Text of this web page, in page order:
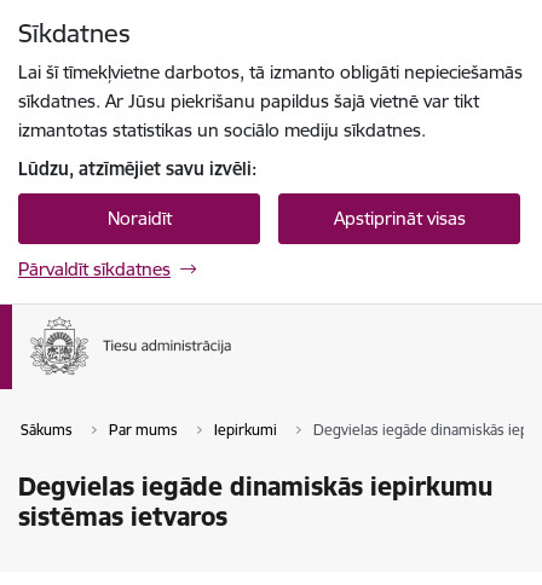
Sīkdatnes
Lai šī tīmekļvietne darbotos, tā izmanto obligāti nepieciešamās
sīkdatnes. Ar Jūsu piekrišanu papildus šajā vietnē var tikt
izmantotas statistikas un sociālo mediju sīkdatnes.
Lūdzu, atzīmējiet savu izvēli:
Noraidīt Apstiprināt visas
Pārvaldīt sīkdatnes
Sākums Par mums Iepirkumi Degvielas iegāde dinamiskās
Degvielas iegāde dinamiskās iepirkumu
sistēmas ietvaros